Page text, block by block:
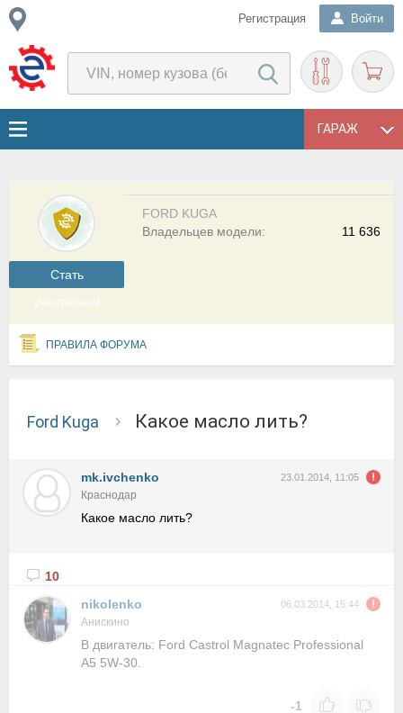
Регистрация Войти
ГАРАЖ
Cтать
участником
FORD KUGA
11 636
Владельцев модели:
ПРАВИЛА ФОРУМА
Ford Kuga Какое масло лить?
mk.ivchenko 23.01.2014, 11:05
Краснодар
Какое масло лить?
10
nikolenko
06.03.2014, 15:44
Анискино
В двигатель: Ford Castrol Magnatec Professional
A5 5W-30.
-1